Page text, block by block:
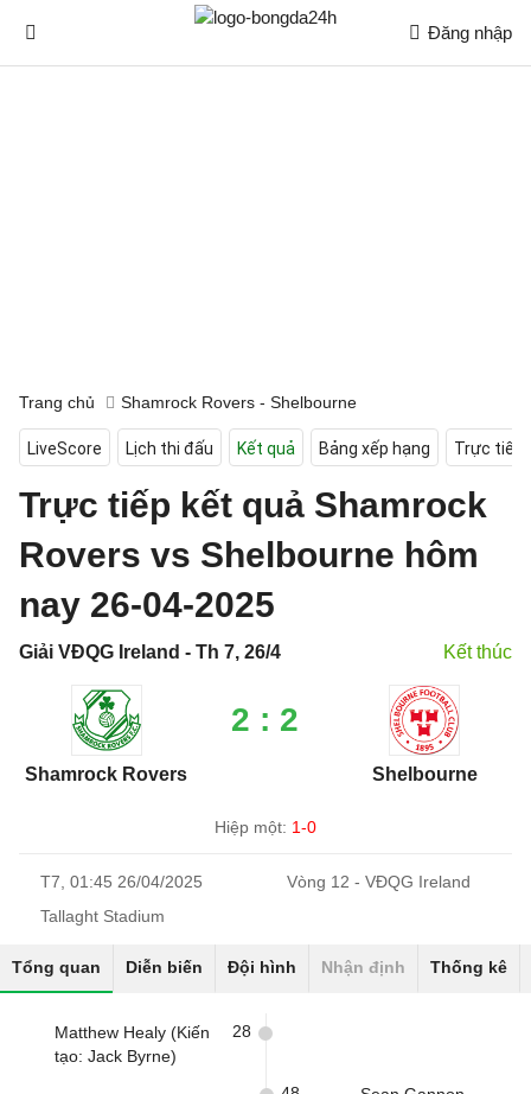
Đăng nhập
Trang chủ Shamrock Rovers - Shelbourne
LiveScore Lịch thi đấu Kết quả Bảng xếp hạng Trực tiếp
Trực tiếp kết quả Shamrock
Rovers vs Shelbourne hôm
nay 26-04-2025
Giải VĐQG Ireland - Th 7, 26/4 Kết thúc
Shamrock Rovers
2 : 2
Shelbourne
Hiệp một: 1-0
T7, 01:45 26/04/2025
Vòng 12 - VĐQG Ireland
Tallaght Stadium
Tổng quan Diễn biến Đội hình Nhận định Thống kê
Matthew Healy (Kiến
tạo: Jack Byrne)
28